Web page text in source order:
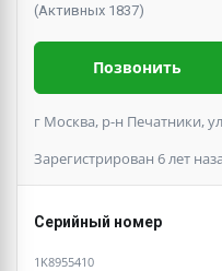
(Активных 1837)
Позвонить
г Москва, р-н Печатники,
Зарегистрирован 6 лет
Серийный номер
1K8955410